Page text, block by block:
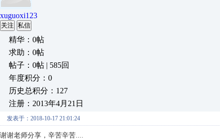
xuguoxi123
关注 私信
精华：0帖
求助：0帖
帖子：0帖 | 585回
年度积分：0
历史总积分：127
注册：2013年4月21日
发表于：2018-10-17 21:01:24
谢谢老师分享，辛苦辛苦....